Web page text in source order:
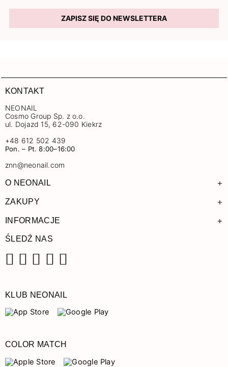
ZAPISZ SIĘ DO NEWSLETTERA
KONTAKT
NEONAIL
Cosmo Group Sp. z o.o.
ul. Dojazd 15, 62-090 Kiekrz
+48 612 502 439
Pon. – Pt. 8:00–16:00
znn@neonail.com
O NEONAIL +
ZAKUPY +
INFORMACJE +
ŚLEDŹ NAS
KLUB NEONAIL
COLOR MATCH